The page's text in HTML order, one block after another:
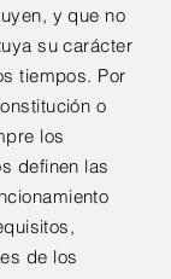
y que no
su carácter
tiempos. Por
o
los
definen las
de los